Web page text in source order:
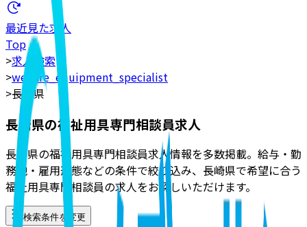
最近見た求人
Top
>求人検索
>welfare_equipment_specialist
>長崎県
長崎県の福祉用具専門相談員求人
長崎県の福祉用具専門相談員求人情報を多数掲載。給与・勤
務地・雇用形態などの条件で絞り込み、長崎県で希望に合う
福祉用具専門相談員の求人をお探しいただけます。
検索条件を変更